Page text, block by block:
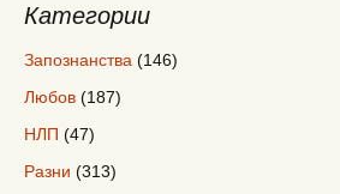
Категории
Запознанства (146)
Любов (187)
НЛП (47)
Разни (313)